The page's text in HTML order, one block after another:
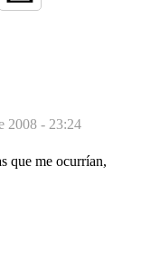
2008 - 23:24
que me ocurrían,